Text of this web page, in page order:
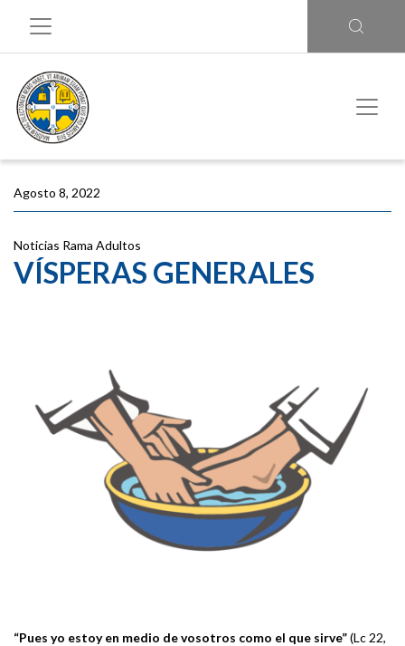
Agosto 8, 2022
Noticias Rama Adultos
VÍSPERAS GENERALES
“Pues yo estoy en medio de vosotros como el que sirve”(Lc 22,